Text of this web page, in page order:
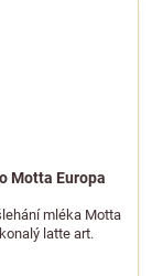
Motta Europa
mléka Motta
latte art.